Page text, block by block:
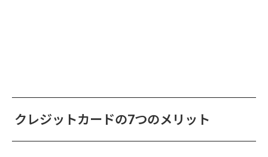
クレジットカードの7つのメリット